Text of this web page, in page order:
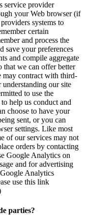
service provider
your Web browser (if
systems to
certain
and process the
save your preferences
and compile aggregate
that we can offer better
may contract with third-
understanding our site
to use the
help us conduct and
choose to have your
sent, or you can
settings. Like most
of our services may not
orders by contacting
Google Analytics on
and for advertising
Analytics
use this link
parties?